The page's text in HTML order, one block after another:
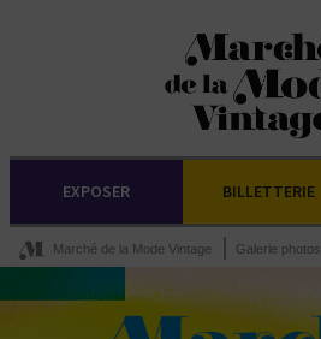
EXPOSER BILLETTERIE
Marché de la Mode Vintage Galerie photos